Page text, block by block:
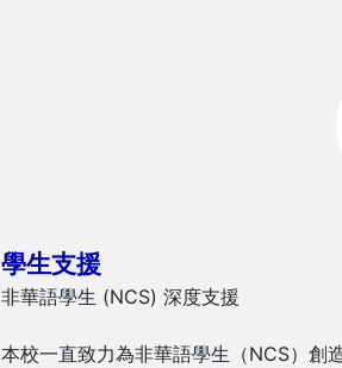
學生支援
非華語學生 (NCS) 深度支援
本校一直致力為非華語學生（NCS）創